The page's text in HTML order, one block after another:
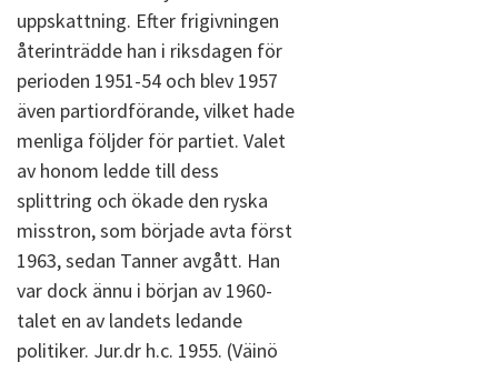
uppskattning. Efter frigivningen
återinträdde han i riksdagen för
perioden 1951-54 och blev 1957
även partiordförande, vilket hade
menliga följder för partiet. Valet
av honom ledde till dess
splittring och ökade den ryska
misstron, som började avta först
1963, sedan Tanner avgått. Han
var dock ännu i början av 1960-
talet en av landets ledande
politiker. Jur.dr h.c. 1955. (Väinö